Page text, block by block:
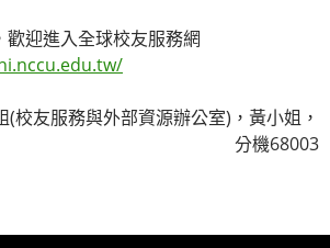
歡迎進入全球校友服務網
校友服務與外部資源辦公室)，黃小姐，
分機68003